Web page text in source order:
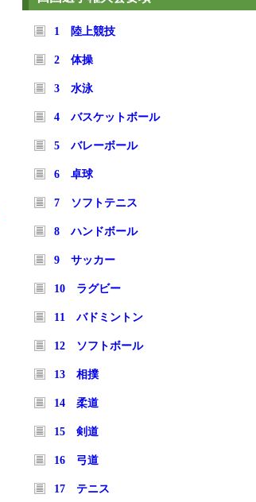
1 陸上競技
2 体操
3 水泳
4 バスケットボール
5 バレーボール
6 卓球
7 ソフトテニス
8 ハンドボール
9 サッカー
10 ラグビー
11 バドミントン
12 ソフトボール
13 相撲
14 柔道
15 剣道
16 弓道
17 テニス